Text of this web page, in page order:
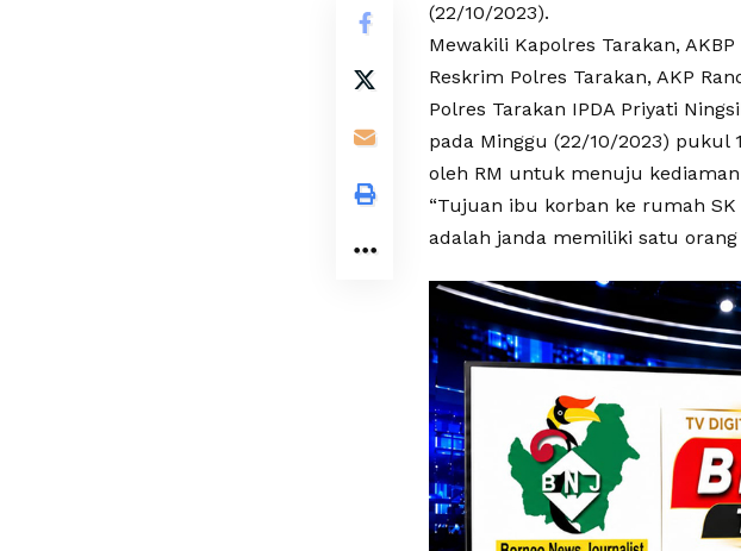
(22/10/2023).
Mewakili Kapolres Tarakan,
Reskrim Polres Tarakan, AKP
Polres Tarakan IPDA Priyati
pada Minggu (22/10/2023) pukul
oleh RM untuk menuju kediaman
“Tujuan ibu korban ke rumah
adalah janda memiliki satu